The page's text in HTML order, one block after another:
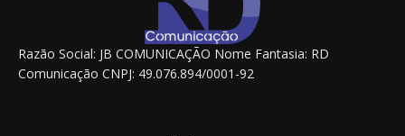
Razão Social: JB COMUNICAÇÃO Nome Fantasia: RD
Comunicação CNPJ: 49.076.894/0001-92